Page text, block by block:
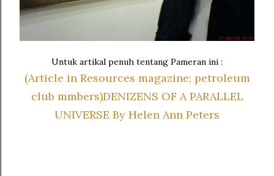
Untuk artikal penuh tentang Pameran ini :
(Article in Resources magazine; petroleum
club mmbers)DENIZENS OF A PARALLEL
UNIVERSE By Helen Ann Peters